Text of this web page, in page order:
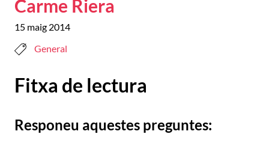
Carme Riera
15 maig 2014
General
Fitxa de lectura
Responeu aquestes preguntes: